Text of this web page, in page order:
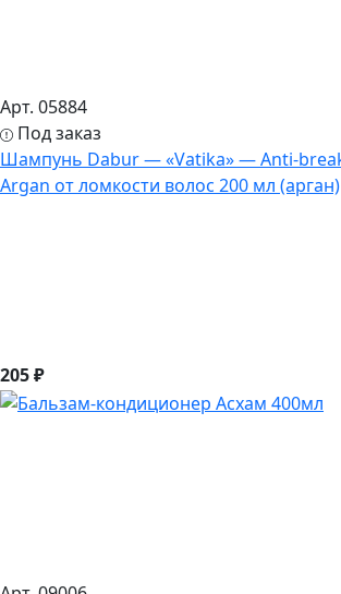
Арт. 05884
Под заказ
Шампунь Dabur — «Vatika» — Anti-
Argan от ломкости волос 200 мл (арган)
205 ₽